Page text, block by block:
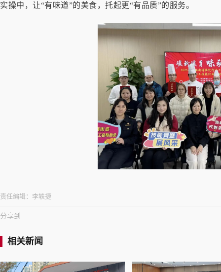
实操中，让“有味道”的美食，托起更“有品质”的服务。
责任编辑： 李轶捷
分享到
相关新闻